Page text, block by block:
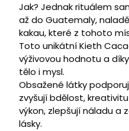
Jak? Jednak rituálem
až do Guatemaly,
kakau, které z tohoto
Toto unikátní Kieth
výživovou hodnotu a
tělo i mysl.
Obsažené látky
zvyšují bdělost,
výkon, zlepšují náladu a
lásky.